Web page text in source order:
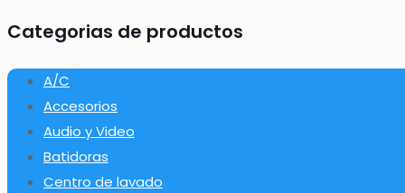
Categorias de productos
A/C
Accesorios
Audio y Video
Batidoras
Centro de lavado